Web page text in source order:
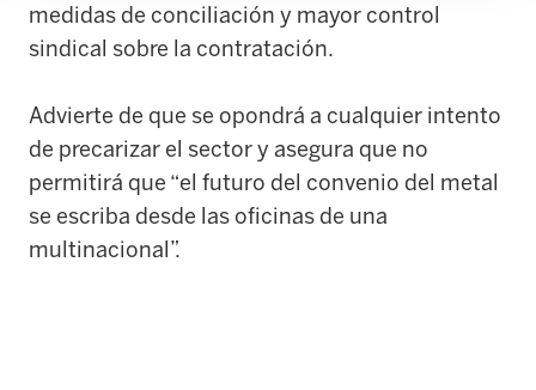
medidas de conciliación y mayor control
sindical sobre la contratación.
Advierte de que se opondrá a cualquier intento
de precarizar el sector y asegura que no
permitirá que “el futuro del convenio del metal
se escriba desde las oficinas de una
multinacional”.